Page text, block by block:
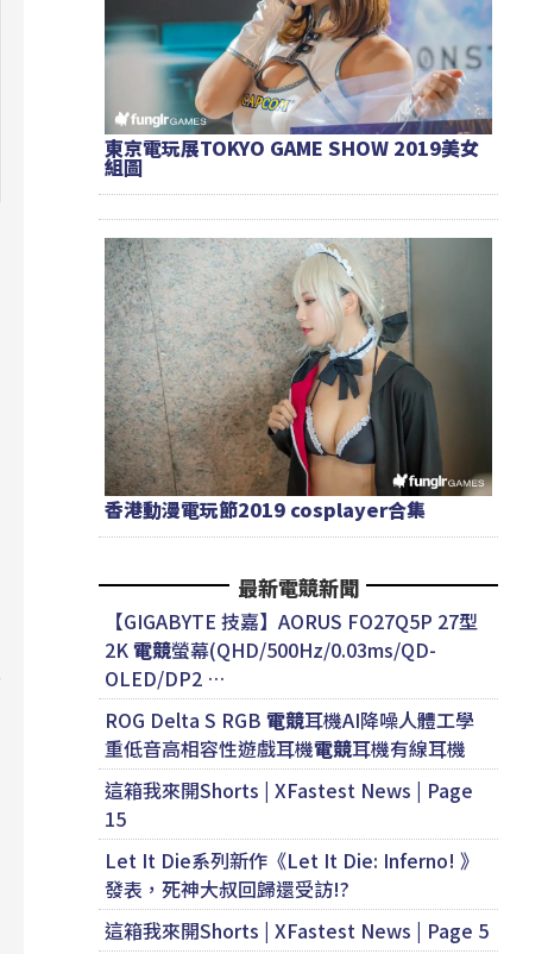
東京電玩展TOKYO GAME SHOW 2019美女
組圖
香港動漫電玩節2019 cosplayer合集
最新電競新聞
【GIGABYTE 技嘉】AORUS FO27Q5P 27型
2K電競螢幕(QHD/500Hz/0.03ms/QD-
OLED/DP2 …
ROG Delta S RGB 電競耳機AI降噪人體工學
重低音高相容性遊戲耳機電競耳機有線耳機
這箱我來開Shorts | XFastest News | Page
15
Let It Die系列新作《Let It Die: Inferno! 》
發表，死神大叔回歸還受訪!?
這箱我來開Shorts | XFastest News | Page 5